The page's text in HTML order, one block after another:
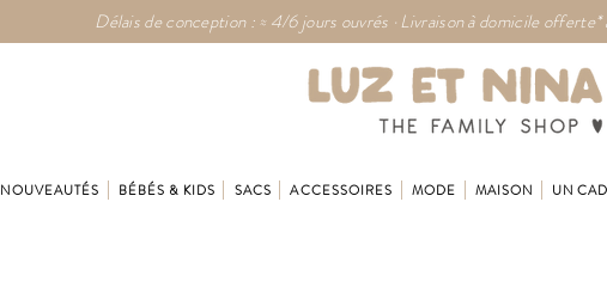
Délais de conception : ≈ 4/6 jours ouvrés · Livraison à domicile
NOUVEAUTÉS BÉBÉS & KIDS SACS ACCESSOIRES MODE MAISON UN